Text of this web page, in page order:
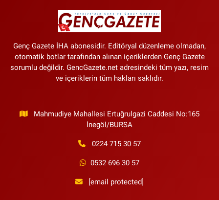
Genç Gazete İHA abonesidir. Editöryal düzenleme olmadan,
otomatik botlar tarafından alınan içeriklerden Genç Gazete
sorumlu değildir. GencGazete.net adresindeki tüm yazı, resim
ve içeriklerin tüm hakları saklıdır.
Mahmudiye Mahallesi Ertuğrulgazi Caddesi No:165
İnegöl/BURSA
0224 715 30 57
0532 696 30 57
[email protected]